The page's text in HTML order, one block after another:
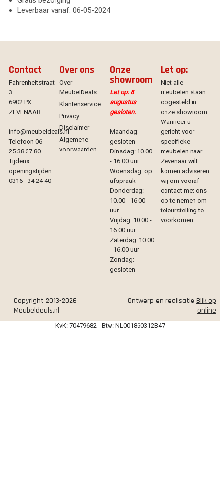
Leverbaar vanaf: 06-05-2024
Contact
Fahrenheitstraat
3
6902 PX
ZEVENAAR
info@meubeldeals.nl
Telefoon 06 -
25 38 37 80
Tijdens
openingstijden
0316 - 34 24 40
Over ons
Over
MeubelDeals
Klantenservice
Privacy
Disclaimer
Algemene
voorwaarden
Onze
showroom
Let op: 8
augustus
gesloten.
Maandag:
gesloten
Dinsdag: 10.00
- 16.00 uur
Woensdag: op
afspraak
Donderdag:
10.00 - 16.00
uur
Vrijdag: 10.00 -
16.00 uur
Zaterdag: 10.00
- 16.00 uur
Zondag:
gesloten
Let op:
Niet alle
meubelen staan
opgesteld in
onze showroom.
Wanneer u
gericht voor
specifieke
meubelen naar
Zevenaar wilt
komen adviseren
wij om vooraf
contact met ons
op te nemen om
teleurstelling te
voorkomen.
Copyright 2013-2026
Meubeldeals.nl
Ontwerp en realisatie Blik op
online
KvK: 70479682 - Btw: NL001860312B47